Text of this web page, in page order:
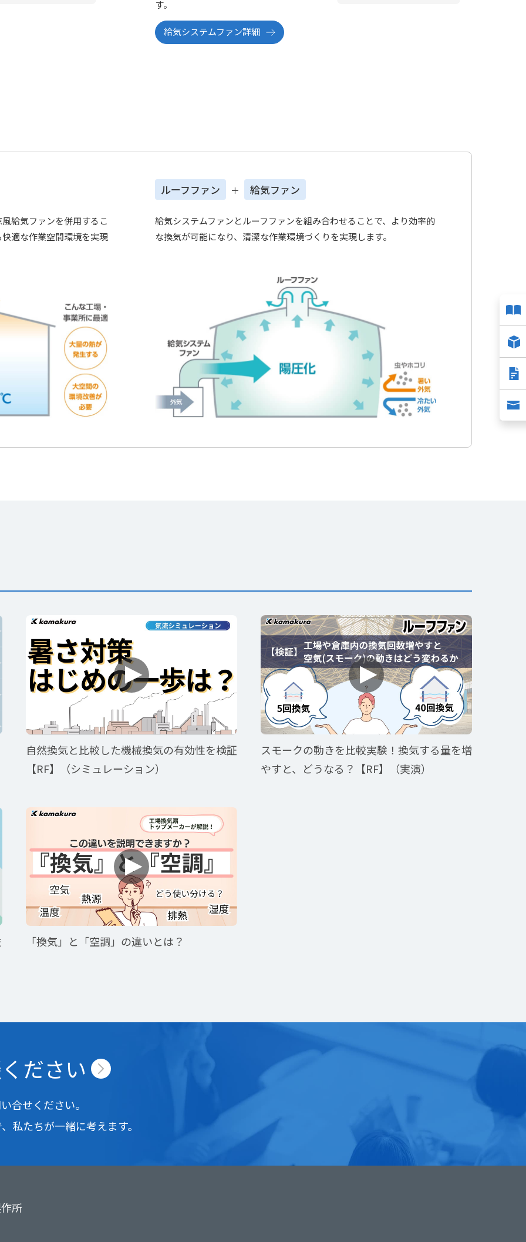
す。
給気システムファン詳細
給気ファンを併⽤するこ
適な作業空間環境を実現
ルーフファン ＋ 給気ファン
給気システムファンとルーフファンを組み合わせることで、より効率的
な換気が可能になり、清潔な作業環境づくりを実現します。
自然換気と比較した機械換気の有効性を検証
【RF】（シミュレーション）
スモークの動きを比較実験！換気する量を増
やすと、どうなる？【RF】（実演）
「換気」と「空調」の違いとは？
ださい
合せください。
私たちが一緒に考えます。
所